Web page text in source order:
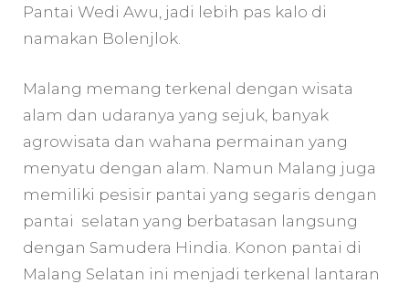
Pantai Wedi Awu, jadi lebih pas kalo di
namakan Bolenjlok.
Malang memang terkenal dengan wisata
alam dan udaranya yang sejuk, banyak
agrowisata dan wahana permainan yang
menyatu dengan alam. Namun Malang juga
memiliki pesisir pantai yang segaris dengan
pantai selatan yang berbatasan langsung
dengan Samudera Hindia. Konon pantai di
Malang Selatan ini menjadi terkenal lantaran